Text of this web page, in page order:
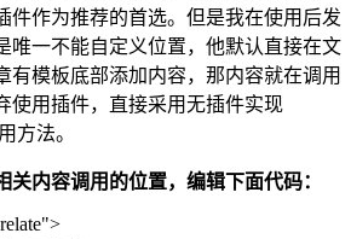
件作为推荐的首选。但是我在使用后发
唯一不能自定义位置，他默认直接在文
有模板底部添加内容，那内容就在调用
使用插件，直接采用无插件实现
方法。
关内容调用的位置，编辑下面代码：